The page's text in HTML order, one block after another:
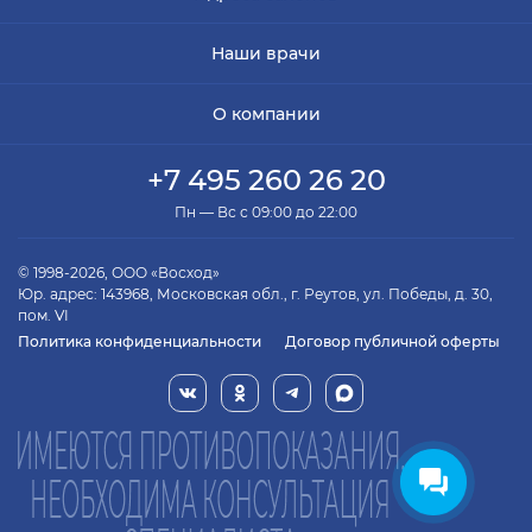
Наши врачи
О компании
+7 495 260 26 20
Пн — Вс с 09:00 до 22:00
© 1998-2026, ООО «Восход»
Юр. адрес: 143968, Московская обл., г. Реутов, ул. Победы, д. 30,
пом. VI
Политика конфиденциальности
Договор публичной оферты